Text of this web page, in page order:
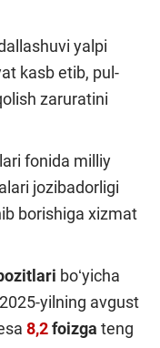
yalpi
kasb etib, pul-
zaruratini
fonida milliy
jozibadorligi
borishiga xizmat
boʻyicha
2025-yilning avgust
8,2foizga teng